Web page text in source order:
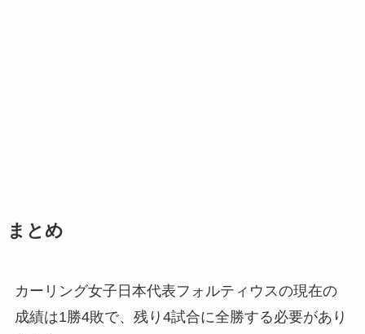
まとめ
カーリング女子日本代表フォルティウスの現在の
成績は1勝4敗で、残り4試合に全勝する必要があり